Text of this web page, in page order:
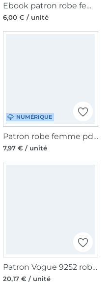
Ebook patron robe femme Parker Miss Doodle S1160, en français
6,00 € / unité
NUMÉRIQUE
Patron robe femme pdf Bernd Sewingmachina, en allemand
7,97 € / unité
Patron Vogue 9252 robe, en français
20,17 € / unité